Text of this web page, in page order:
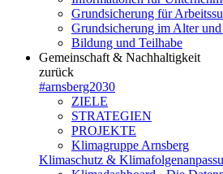
Grundsicherung für
Grundsicherung im Alter
Bildung und Teilhabe
Gemeinschaft & Nachhaltigkeit
zurück
#arnsberg2030
ZIELE
STRATEGIEN
PROJEKTE
Klimagruppe Arnsberg
Klimaschutz &